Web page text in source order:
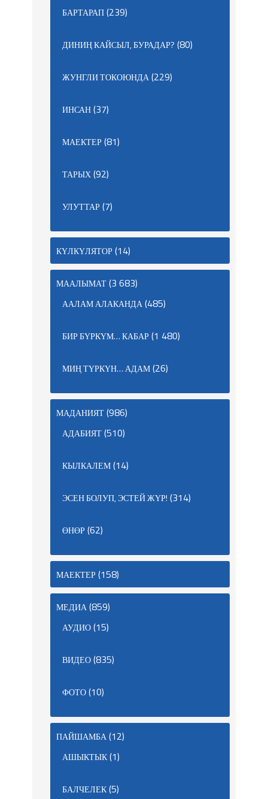
БАРТАРАП(239)
ДИНИҢ КАЙСЫЛ, БУРАДАР? (80)
ЖУНГЛИ ТОКОЮНДА(229)
ИНСАН(37)
МАЕКТЕР(81)
ТАРЫХ(92)
УЛУТТАР(7)
КҮЛКҮЛЯТОР(14)
МААЛЫМАТ(3 683)
ААЛАМ АЛАКАНДА(485)
БИР БҮРКҮМ… КАБАР(1 480)
МИҢ ТҮРКҮН… АДАМ(26)
МАДАНИЯТ(986)
АДАБИЯТ(510)
КЫЛКАЛЕМ(14)
ЭСЕН БОЛУП, ЭСТЕЙ ЖҮР! (314)
ӨНӨР(62)
МАЕКТЕР(158)
МЕДИА(859)
АУДИО(15)
ВИДЕО(835)
ФОТО(10)
ПАЙШАМБА(12)
АШЫКТЫК(1)
БАЛЧЕЛЕК(5)